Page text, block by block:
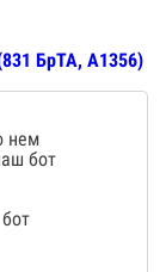
БрТА, А1356)
нем
бот